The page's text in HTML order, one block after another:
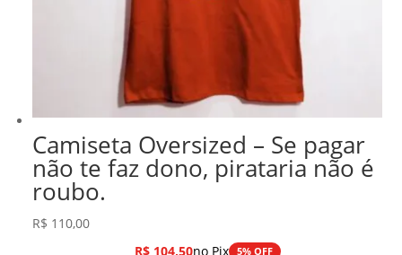
Camiseta Oversized – Se pagar
não te faz dono, pirataria não é
roubo.
R$ 110,00
R$104,50no Pix 5% OFF